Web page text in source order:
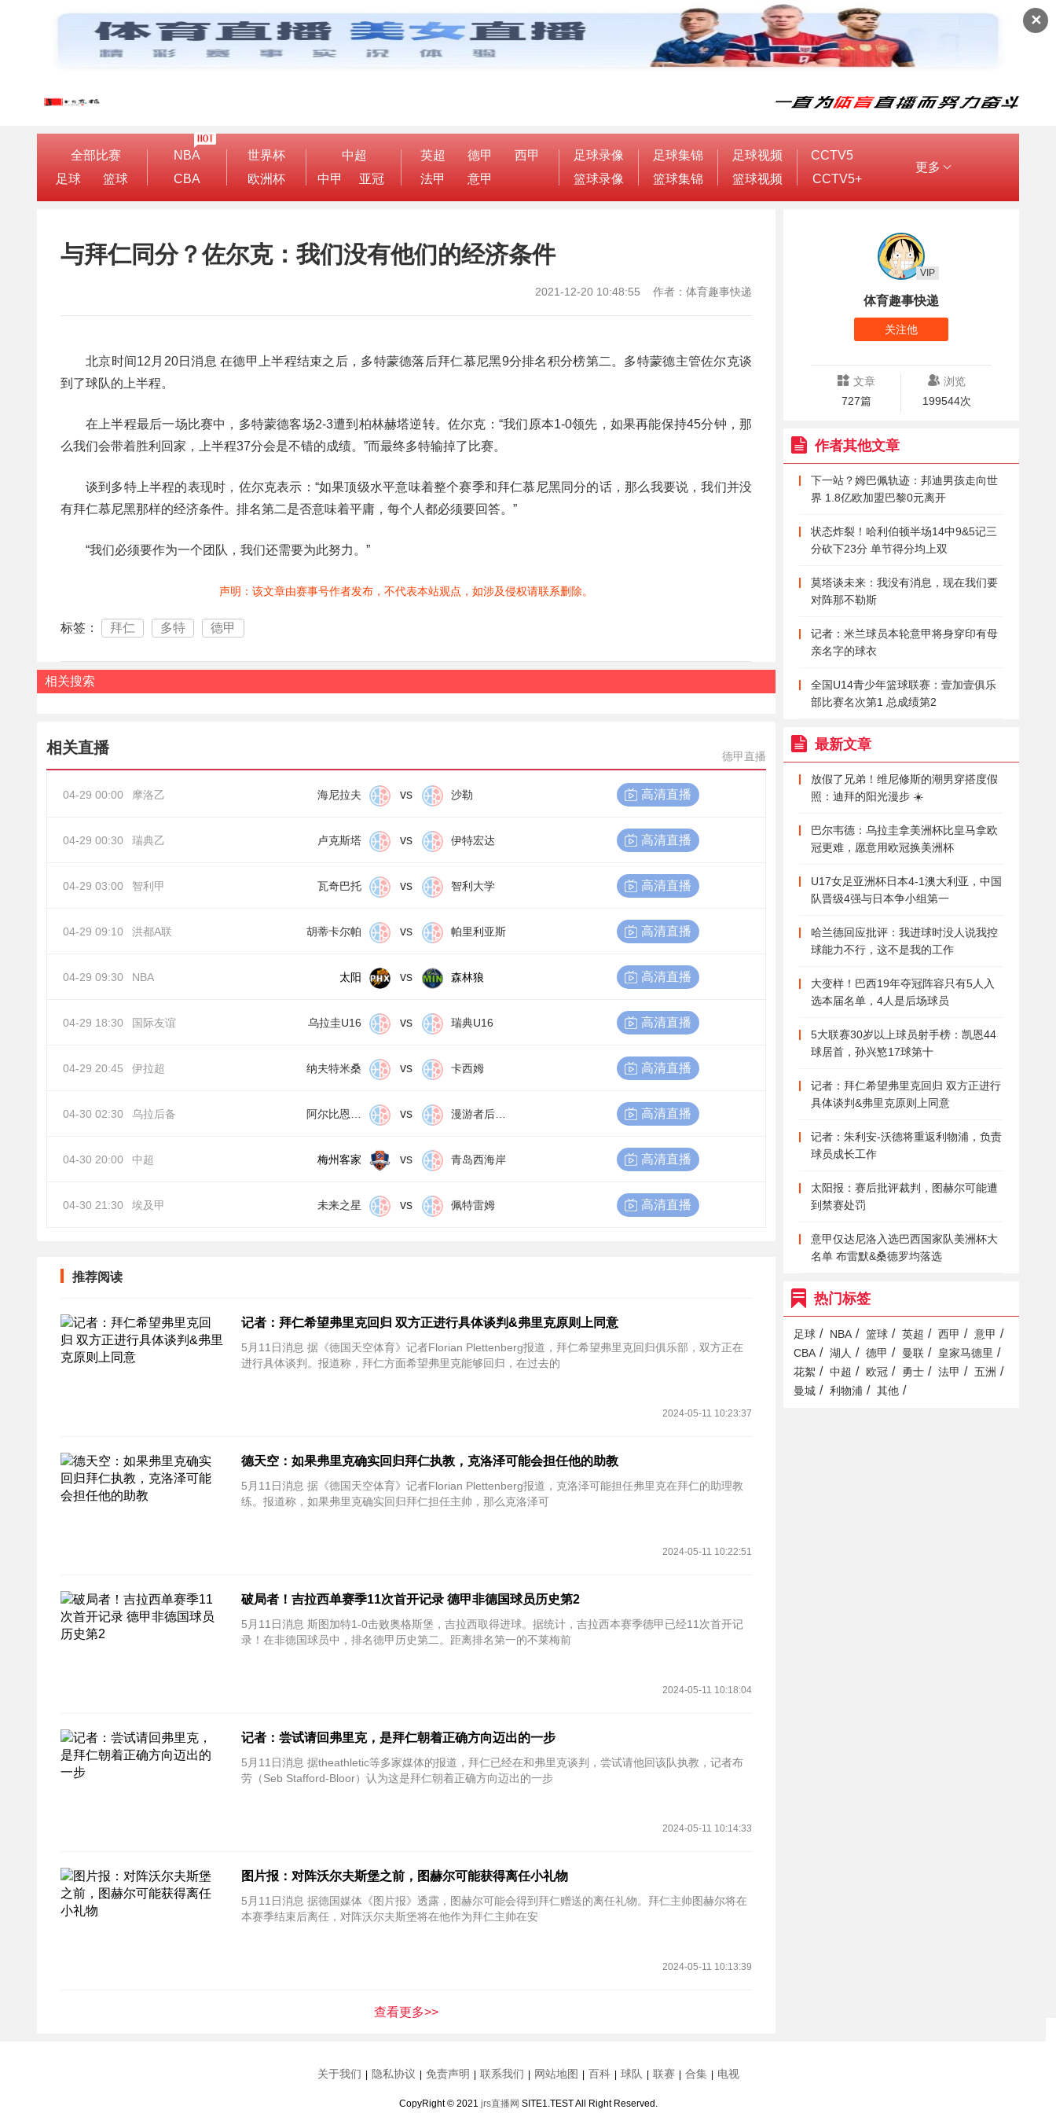
✕
全部比赛
足球
篮球
NBA
CBA
世界杯
欧洲杯
中超
中甲
亚冠
英超 德甲
西甲
法甲
意甲
足球录像
篮球录像
足球集锦
篮球集锦
足球视频
篮球视频
CCTV5
CCTV5+
更多
与拜仁同分？佐尔克：我们没有他们的经济条件
2021-12-20 10:48:55 作者：体育趣事快递
北京时间12月20日消息 在德甲上半程结束之后，多特蒙德落后拜仁慕尼黑9分排名积分榜第二。多特蒙德主管佐尔克谈
到了球队的上半程。
在上半程最后一场比赛中，多特蒙德客场2-3遭到柏林赫塔逆转。佐尔克：“我们原本1-0领先，如果再能保持45分钟，那
么我们会带着胜利回家，上半程37分会是不错的成绩。”而最终多特输掉了比赛。
谈到多特上半程的表现时，佐尔克表示：“如果顶级水平意味着整个赛季和拜仁慕尼黑同分的话，那么我要说，我们并没
有拜仁慕尼黑那样的经济条件。排名第二是否意味着平庸，每个人都必须要回答。”
“我们必须要作为一个团队，我们还需要为此努力。”
声明：该文章由赛事号作者发布，不代表本站观点，如涉及侵权请联系删除。
标签： 拜仁 多特 德甲
相关搜索
相关直播 德甲直播
04-29 00:00 摩洛乙 海尼拉夫 vs 沙勒 高清直播
04-29 00:30 瑞典乙 卢克斯塔 vs 伊特宏达 高清直播
04-29 03:00 智利甲 瓦奇巴托 vs 智利大学 高清直播
04-29 09:10 洪都A联 胡蒂卡尔帕 vs 帕里利亚斯 高清直播
04-29 09:30 NBA 太阳 vs 森林狼 高清直播
04-29 18:30 国际友谊 乌拉圭U16 vs 瑞典U16 高清直播
04-29 20:45 伊拉超 纳夫特米桑 vs 卡西姆 高清直播
04-30 02:30 乌拉后备 vs 高清直播
04-30 20:00 中超 梅州客家 vs 青岛西海岸 高清直播
04-30 21:30 埃及甲 未来之星 vs 佩特雷姆 高清直播
推荐阅读
记者：拜仁希望弗里克回归 双方正进行具体谈判&弗里克原则上同意
5月11日消息 据《德国天空体育》记者Florian Plettenberg报道，拜仁希望弗里克回归俱乐部，双方正在
进行具体谈判。报道称，拜仁方面希望弗里克能够回归，在过去的
2024-05-11 10:23:37
德天空：如果弗里克确实回归拜仁执教，克洛泽可能会担任他的助教
5月11日消息 据《德国天空体育》记者Florian Plettenberg报道，克洛泽可能担任弗里克在拜仁的助理教
练。报道称，如果弗里克确实回归拜仁担任主帅，那么克洛泽可
2024-05-11 10:22:51
破局者！吉拉西单赛季11次首开记录 德甲非德国球员历史第2
5月11日消息 斯图加特1-0击败奥格斯堡，吉拉西取得进球。据统计，吉拉西本赛季德甲已经11次首开记
录！在非德国球员中，排名德甲历史第二。距离排名第一的不莱梅前
2024-05-11 10:18:04
记者：尝试请回弗里克，是拜仁朝着正确方向迈出的一步
5月11日消息 据theathletic等多家媒体的报道，拜仁已经在和弗里克谈判，尝试请他回该队执教，记者布
劳（Seb Stafford-Bloor）认为这是拜仁朝着正确方向迈出的一步
2024-05-11 10:14:33
图片报：对阵沃尔夫斯堡之前，图赫尔可能获得离任小礼物
5月11日消息 据德国媒体《图片报》透露，图赫尔可能会得到拜仁赠送的离任礼物。拜仁主帅图赫尔将在
本赛季结束后离任，对阵沃尔夫斯堡将在他作为拜仁主帅在安
2024-05-11 10:13:39
查看更多>>
体育趣事快递
VIP
关注他
文章
727篇
浏览
199544次
作者其他文章
下一站？姆巴佩轨迹：邦迪男孩走向世
界 1.8亿欧加盟巴黎0元离开
状态炸裂！哈利伯顿半场14中9&5记三
分砍下23分 单节得分均上双
莫塔谈未来：我没有消息，现在我们要
对阵那不勒斯
记者：米兰球员本轮意甲将身穿印有母
亲名字的球衣
全国U14青少年篮球联赛：壹加壹俱乐
部比赛名次第1 总成绩第2
最新文章
放假了兄弟！维尼修斯的潮男穿搭度假
照：迪拜的阳光漫步 ☀️
巴尔韦德：乌拉圭拿美洲杯比皇马拿欧
冠更难，愿意用欧冠换美洲杯
U17女足亚洲杯日本4-1澳大利亚，中国
队晋级4强与日本争小组第一
哈兰德回应批评：我进球时没人说我控
球能力不行，这不是我的工作
大变样！巴西19年夺冠阵容只有5人入
选本届名单，4人是后场球员
5大联赛30岁以上球员射手榜：凯恩44
球居首，孙兴慜17球第十
记者：拜仁希望弗里克回归 双方正进行
具体谈判&弗里克原则上同意
记者：朱利安-沃德将重返利物浦，负责
球员成长工作
太阳报：赛后批评裁判，图赫尔可能遭
到禁赛处罚
意甲仅达尼洛入选巴西国家队美洲杯大
名单 布雷默&桑德罗均落选
热门标签
足球 / NBA / 篮球 / 英超 / 西甲 / 意甲 /
CBA / 湖人 / 德甲 / 曼联 / 皇家马德里 /
花絮 / 中超 / 欧冠 / 勇士 / 法甲 / 五洲 /
曼城 / 利物浦 / 其他 /
关于我们 隐私协议 免责声明 联系我们 网站地图 百科 球队 联赛 合集 电视
CopyRight © 2021 jrs直播网 SITE1.TEST All Right Reserved.